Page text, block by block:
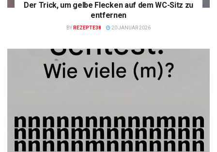
Der Trick, um gelbe Flecken auf dem WC-Sitz zu
entfernen
BY REZEPTE38 20 JANUAR 2026